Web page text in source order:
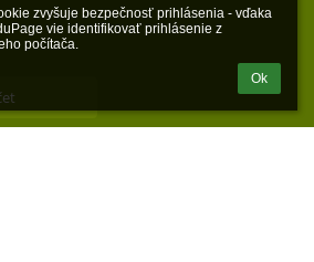
zvyšuje bezpečnosť prihlásenia - vďaka
vie identifikovať prihlásenie z
počítača.
Ok